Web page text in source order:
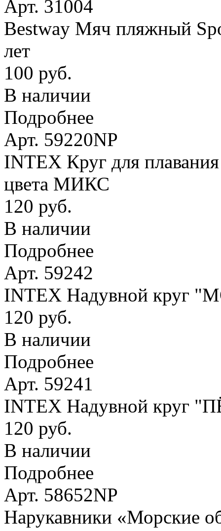
Арт. 31004
Bestway Мяч пляжный
лет
100 руб.
В наличии
Подробнее
Арт. 59220NP
INTEX Круг для
цвета МИКС
120 руб.
В наличии
Подробнее
Арт. 59242
INTEX Надувной круг
120 руб.
В наличии
Подробнее
Арт. 59241
INTEX Надувной круг
120 руб.
В наличии
Подробнее
Арт. 58652NP
Нарукавники «Морские